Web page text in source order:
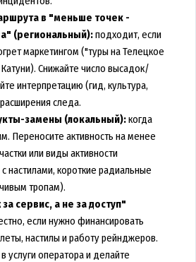
в "меньше точек -
(региональный):подходит, если
маркетингом ("туры на Телецкое
Снижайте число высадок/
интерпретацию (гид, культура,
следа.
замены (локальный):когда
Переносите активность на менее
или виды активности
настилами, короткие радиальные
тропам).
сервис, а не за доступ"
если нужно финансировать
настилы и работу рейнджеров.
услуги оператора и делайте